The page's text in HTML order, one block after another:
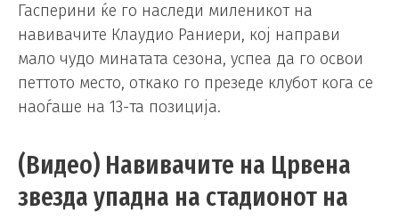
Гасперини ќе го наследи миленикот на
навивачите Клаудио Раниери, кој направи
мало чудо минатата сезона, успеа да го освои
петтото место, откако го презеде клубот кога се
наоѓаше на 13-та позиција.
(Видео) Навивачите на Црвена
звезда упадна на стадионот на